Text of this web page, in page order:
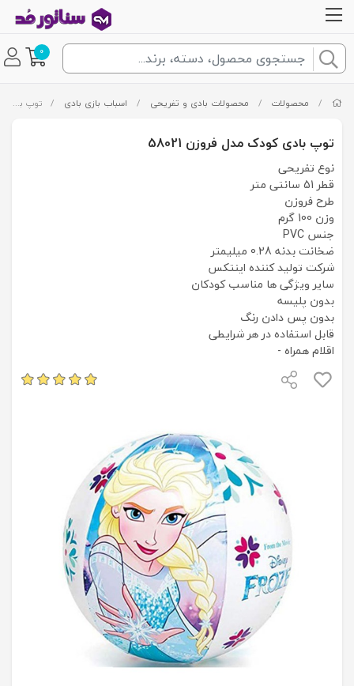
0
/ محصولات / محصولات بادی و تفریحی / اسباب بازی بادی / توپ بادی کودک مدل فروزن 58021
توپ بادی کودک مدل فروزن 58021
نوع تفریحی
قطر 51 سانتی متر
طرح فروزن
وزن 100 گرم
جنس PVC
ضخانت بدنه 0.28 میلیمتر
شرکت تولید کننده اینتکس
سایر ویژگی ها مناسب کودکان
بدون پلیسه
بدون پس دادن رنگ
قابل استفاده در هر شرایطی
اقلام همراه -